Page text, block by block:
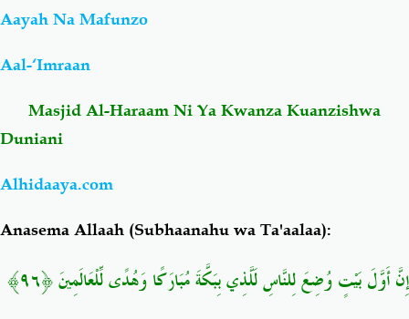
Shirki & Kufru
Fiqh-Ibaadah
Fataawa Za Ulamaa
Akhlaaq-Aadaab
Familia-Jamii Maswali-Majibu
Aayah Na Mafunzo
Aal-‘Imraan
Masjid Al-Haraam Ni Ya Kwanza Kuanzishwa
Duniani
Alhidaaya.com
Anasema Allaah (Subhaanahu wa Ta'aalaa):
إِنَّ أَوَّلَ بَيْتٍ وُضِعَ لِلنَّاسِ لَلَّذِي بِبَكَّةَ مُبَارَكًا وَهُدًى لِّلْعَالَمِينَ﴿٩٦﴾